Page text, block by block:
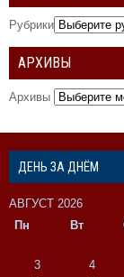
Рубрики
АРХИВЫ
Архивы
ДЕНЬ ЗА ДНЁМ
АВГУСТ 2026
Пн
Вт
3
4